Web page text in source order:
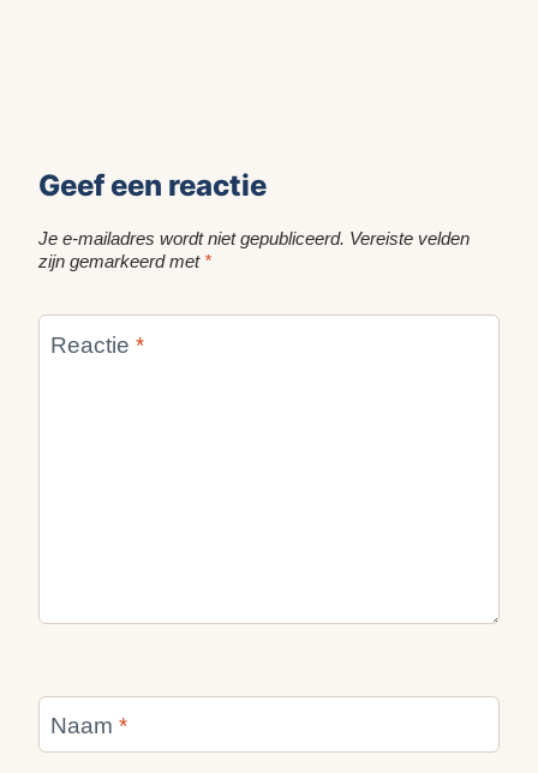
Geef een reactie
Je e-mailadres wordt niet gepubliceerd. Vereiste velden
zijn gemarkeerd met *
Reactie *
Naam *